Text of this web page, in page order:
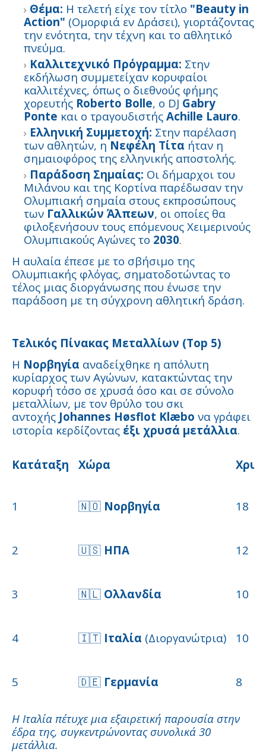
Θέμα: Η τελετή είχε τον τίτλο "Beauty in
Action" (Ομορφιά εν Δράσει), γιορτάζοντας
την ενότητα, την τέχνη και το αθλητικό
πνεύμα.
Καλλιτεχνικό Πρόγραμμα: Στην
εκδήλωση συμμετείχαν κορυφαίοι
καλλιτέχνες, όπως ο διεθνούς φήμης
χορευτής Roberto Bolle, ο DJ Gabry
Ponte και ο τραγουδιστής Achille Lauro.
Ελληνική Συμμετοχή: Στην παρέλαση
των αθλητών, η Νεφέλη Τίτα ήταν η
σημαιοφόρος της ελληνικής αποστολής.
Παράδοση Σημαίας: Οι δήμαρχοι του
Μιλάνου και της Κορτίνα παρέδωσαν την
Ολυμπιακή σημαία στους εκπροσώπους
των Γαλλικών Άλπεων, οι οποίες θα
φιλοξενήσουν τους επόμενους Χειμερινούς
Ολυμπιακούς Αγώνες το 2030.
Η αυλαία έπεσε με το σβήσιμο της
Ολυμπιακής φλόγας, σηματοδοτώντας το
τέλος μιας διοργάνωσης που ένωσε την
παράδοση με τη σύγχρονη αθλητική δράση.
Τελικός Πίνακας Μεταλλίων (Top 5)
Η Νορβηγία αναδείχθηκε η απόλυτη
κυρίαρχος των Αγώνων, κατακτώντας την
κορυφή τόσο σε χρυσά όσο και σε σύνολο
μεταλλίων, με τον θρύλο του σκι
αντοχής Johannes Høsflot Klæbo να γράφει
ιστορία κερδίζοντας έξι χρυσά μετάλλια.
Κατάταξη Χώρα
1 🇳🇴 Νορβηγία 18
2 🇺🇸 ΗΠΑ 12
3 🇳🇱 Ολλανδία 10
4 🇮🇹 Ιταλία (Διοργανώτρια) 10
5 🇩🇪 Γερμανία 8
Η Ιταλία πέτυχε μια εξαιρετική παρουσία στην
έδρα της, συγκεντρώνοντας συνολικά 30
μετάλλια.